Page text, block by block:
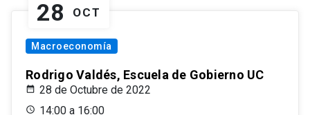
28 OCT
Macroeconomía
Rodrigo Valdés, Escuela de Gobierno UC
28 de Octubre de 2022
14:00 a 16:00